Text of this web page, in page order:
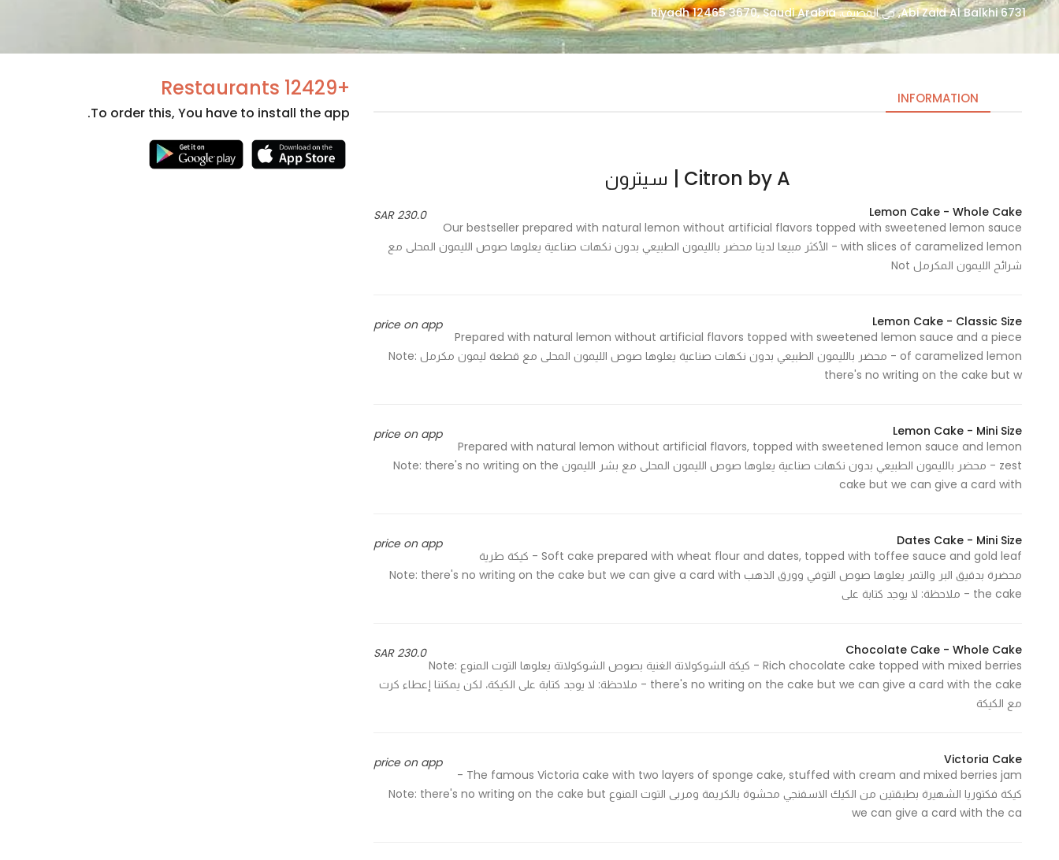
6731 Abi Zaid Al Balkhi, حي المصيف، Riyadh 12465 3670, Saudi Arabia
INFORMATION
Citron by A | سيترون
230.0 SAR
Lemon Cake - Whole Cake
Our bestseller prepared with natural lemon without artificial flavors topped with sweetened lemon sauce
with slices of caramelized lemon - الأكثر مبيعا لدينا محضر بالليمون الطبيعي بدون نكهات صناعية يعلوها صوص الليمون المحلى مع
شرائح الليمون المكرمل Not
price on app
Lemon Cake - Classic Size
Prepared with natural lemon without artificial flavors topped with sweetened lemon sauce and a piece
of caramelized lemon - محضر بالليمون الطبيعي بدون نكهات صناعية يعلوها صوص الليمون المحلى مع قطعة ليمون مكرمل Note:
there's no writing on the cake but w
price on app
Lemon Cake - Mini Size
Prepared with natural lemon without artificial flavors, topped with sweetened lemon sauce and lemon
zest - محضر بالليمون الطبيعي بدون نكهات صناعية يعلوها صوص الليمون المحلى مع بشر الليمون Note: there's no writing on the
cake but we can give a card with
price on app
Dates Cake - Mini Size
Soft cake prepared with wheat flour and dates, topped with toffee sauce and gold leaf - كيكة طرية
محضرة بدقيق البر والتمر يعلوها صوص التوفي وورق الذهب Note: there's no writing on the cake but we can give a card with
the cake - ملاحظة: لا يوجد كتابة على
230.0 SAR
Chocolate Cake - Whole Cake
Rich chocolate cake topped with mixed berries - كيكة الشوكولاتة الغنية بصوص الشوكولاتة يعلوها التوت المنوع Note:
there's no writing on the cake but we can give a card with the cake - ملاحظة: لا يوجد كتابة على الكيكة، لكن يمكننا إعطاء كرت
مع الكيكة
price on app
Victoria Cake
The famous Victoria cake with two layers of sponge cake, stuffed with cream and mixed berries jam -
كيكة فكتوريا الشهيرة بطبقتين من الكيك الاسفنجي محشوة بالكريمة ومربى التوت المنوع Note: there's no writing on the cake but
we can give a card with the ca
+12429 Restaurants
To order this, You have to install the app.
cookies
are not
optional.
They are
website to
function.
In order for
us to
improve
the
and
based on
used.
Experience
to perform
as well as
possible
during your